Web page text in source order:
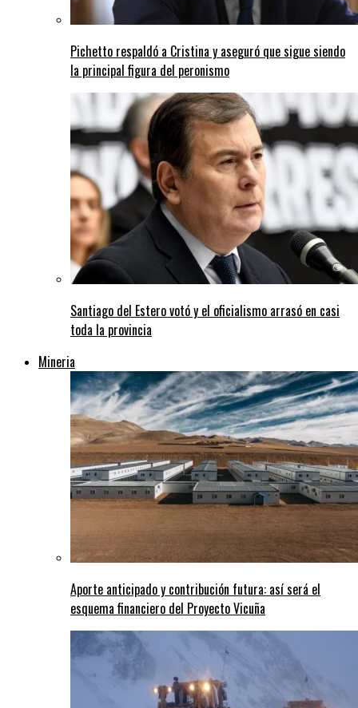
Pichetto respaldó a Cristina y aseguró que sigue siendo
la principal figura del peronismo
Santiago del Estero votó y el oficialismo arrasó en casi
toda la provincia
Mineria
Aporte anticipado y contribución futura: así será el
esquema financiero del Proyecto Vicuña